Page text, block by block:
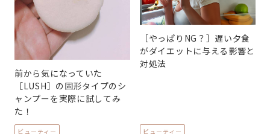
前から気になっていた
［LUSH］の固形タイプのシ
ャンプーを実際に試してみ
た！
ビューティー
［やっぱりNG？］遅い夕食
がダイエットに与える影響と
対処法
ビューティー